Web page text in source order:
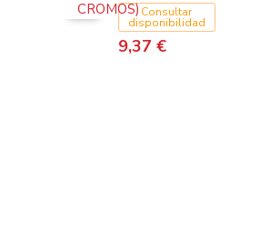
Consultar
disponibilidad
9,37 €